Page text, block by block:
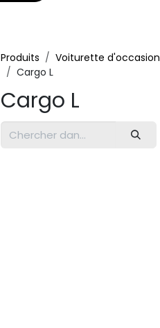
Produits Voiturette d'occasion
Cargo L
Cargo L